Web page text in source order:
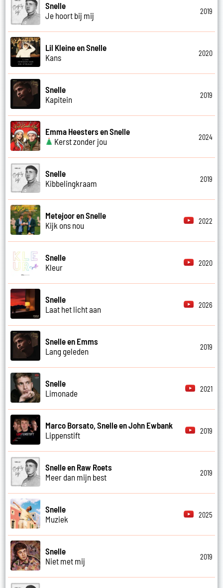
Snelle
Je hoort bij mij
2019
Lil Kleine en Snelle
Kans
2020
Snelle
Kapitein
2019
Emma Heesters en Snelle
Kerst zonder jou
2024
Snelle
Kibbelingkraam
2019
Metejoor en Snelle
Kijk ons nou
2022
Snelle
Kleur
2020
Snelle
Laat het licht aan
2026
Snelle en Emms
Lang geleden
2019
Snelle
Limonade
2021
Marco Borsato, Snelle en John Ewbank
Lippenstift
2019
Snelle en Raw Roets
Meer dan mijn best
2019
Snelle
Muziek
2025
Snelle
Niet met mij
2019